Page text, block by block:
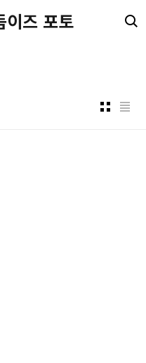
이즈 포토